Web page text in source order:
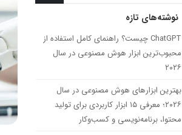
نوشته‌های تازه
ChatGPT چیست؟ راهنمای کامل استفاده از
محبوب‌ترین ابزار هوش مصنوعی در سال
۲۰۲۶
بهترین ابزارهای هوش مصنوعی در سال
۲۰۲۶؛ معرفی ۱۵ ابزار کاربردی برای تولید
محتوا، برنامه‌نویسی و کسب‌وکار